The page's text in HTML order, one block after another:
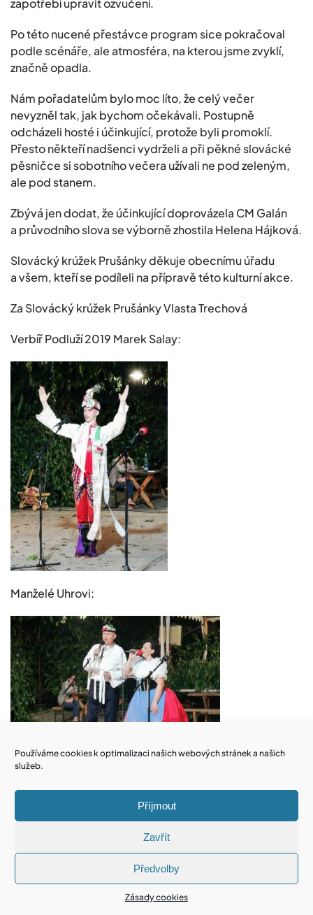
Používáme cookies k optimalizaci našich webových stránek a našich
služeb.
Příjmout
Zavřít
Předvolby
Zásady cookies
zapotřebí upravit ozvučení.
Po této nucené přestávce program sice pokračoval
podle scénáře, ale atmosféra, na kterou jsme zvyklí,
značně opadla.
Nám pořadatelům bylo moc líto, že celý večer
nevyzněl tak, jak bychom očekávali. Postupně
odcházeli hosté i účinkující, protože byli promoklí.
Přesto někteří nadšenci vydrželi a při pěkné slovácké
pěsničce si sobotního večera užívali ne pod zeleným,
ale pod stanem.
Zbývá jen dodat, že účinkující doprovázela CM Galán
a průvodního slova se výborně zhostila Helena Hájková.
Slovácký krúžek Prušánky děkuje obecnímu úřadu
a všem, kteří se podíleli na přípravě této kulturní akce.
Za Slovácký krúžek Prušánky Vlasta Trechová
Verbíř Podluží 2019 Marek Salay:
Manželé Uhrovi:
Radka Kovaříková: